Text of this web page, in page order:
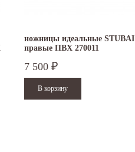
ножницы идеальные STUBAI
правые ПВХ 270011
7 500 ₽